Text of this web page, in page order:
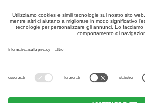
Privacy
Sitemap-Impostazioni cookie individuali
contenuti, si possono verificare errori. Non